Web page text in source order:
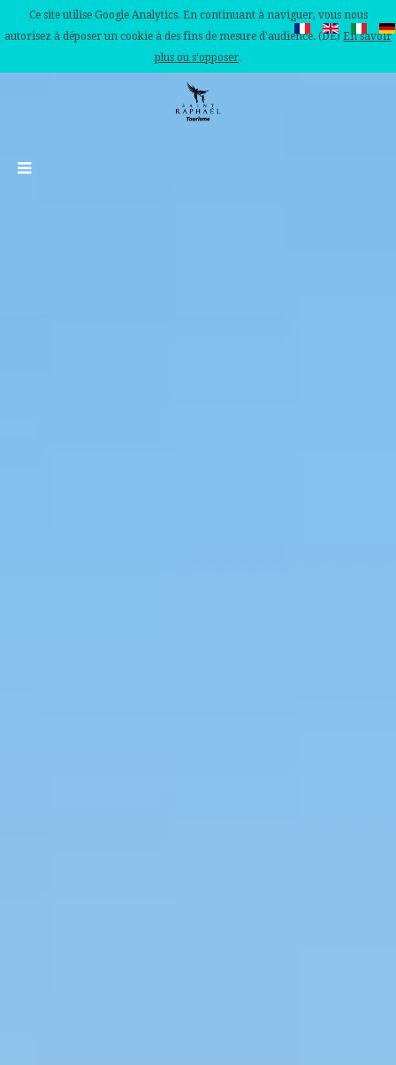
Ce site utilise Google Analytics. En continuant à naviguer, vous nous
autorisez à déposer un cookie à des fins de mesure d'audience. (DE) En savoir
plus ou s'opposer.